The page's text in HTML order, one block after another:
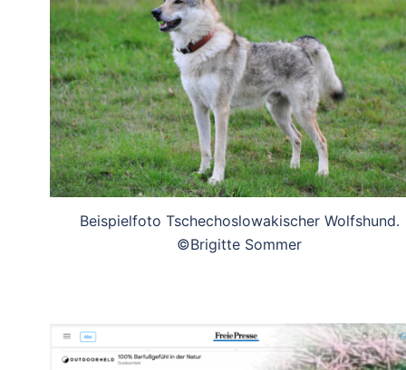
Beispielfoto Tschechoslowakischer Wolfshund.
©Brigitte Sommer